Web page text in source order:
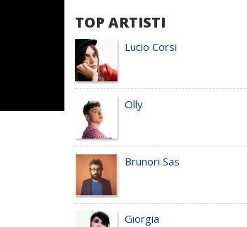
TOP ARTISTI
Lucio Corsi
Olly
Brunori Sas
Giorgia